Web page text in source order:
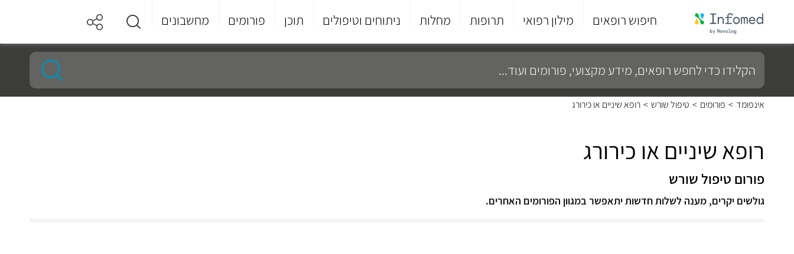
חיפוש רופאים מילון רפואי תרופות מחלות ניתוחים וטיפולים תוכן פורומים מחשבונים
סוף
התפריט
הקלידו
כדי
לחפש
רופאים,
מידע
מקצועי,
אינפומד > פורומים > טיפול שורש > רופא שיניים או כירורג
רופא שיניים או כירורג
פורום טיפול שורש
גולשים יקרים, מענה לשלות חדשות יתאפשר במגוון הפורומים האחרים.